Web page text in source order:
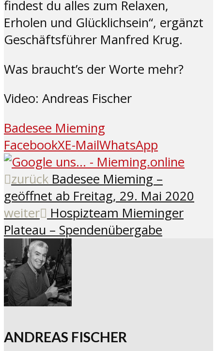
findest du alles zum Relaxen,
Erholen und Glücklichsein“, ergänzt
Geschäftsführer Manfred Krug.
Was braucht’s der Worte mehr?
Video: Andreas Fischer
Badesee Mieming
FacebookXE-MailWhatsApp
zurück Badesee Mieming –
geöffnet ab Freitag, 29. Mai 2020
weiter
Hospizteam Mieminger
Plateau – Spendenübergabe
ANDREAS FISCHER